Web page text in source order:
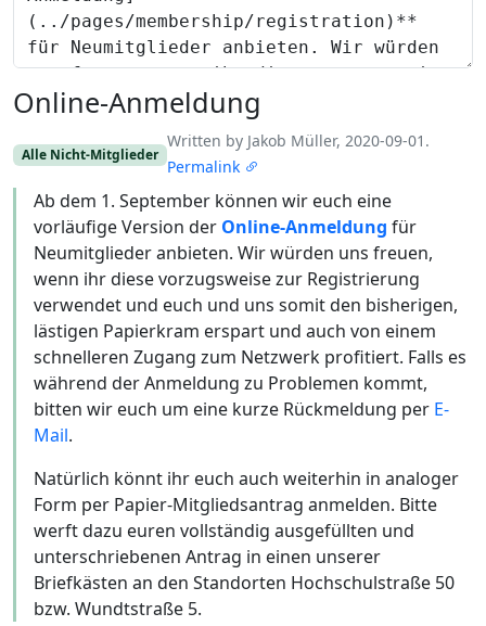
Online-Anmeldung
Alle Nicht-Mitglieder
Written by Jakob Müller, 2020-09-01.
Permalink
Ab dem 1. September können wir euch eine
vorläufige Version der Online-Anmeldung für
Neumitglieder anbieten. Wir würden uns freuen,
wenn ihr diese vorzugsweise zur Registrierung
verwendet und euch und uns somit den bisherigen,
lästigen Papierkram erspart und auch von einem
schnelleren Zugang zum Netzwerk profitiert. Falls es
während der Anmeldung zu Problemen kommt,
bitten wir euch um eine kurze Rückmeldung per E-
Mail.
Natürlich könnt ihr euch auch weiterhin in analoger
Form per Papier-Mitgliedsantrag anmelden. Bitte
werft dazu euren vollständig ausgefüllten und
unterschriebenen Antrag in einen unserer
Briefkästen an den Standorten Hochschulstraße 50
bzw. Wundtstraße 5.